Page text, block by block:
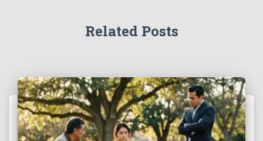
Related Posts